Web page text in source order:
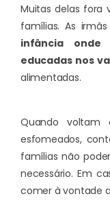
Muitas delas fora
famílias. As
infância
educadas nos
alimentadas.
Quando
esfomeados,
famílias não
necessário. Em
comer à vontade